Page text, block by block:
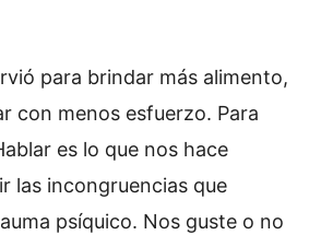
para brindar más alimento,
con menos esfuerzo. Para
es lo que nos hace
las incongruencias que
psíquico. Nos guste o no